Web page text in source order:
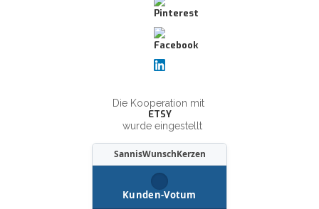
Die Kooperation mit
ETSY
wurde eingestellt
SannisWunschKerzen
Kunden-Votum